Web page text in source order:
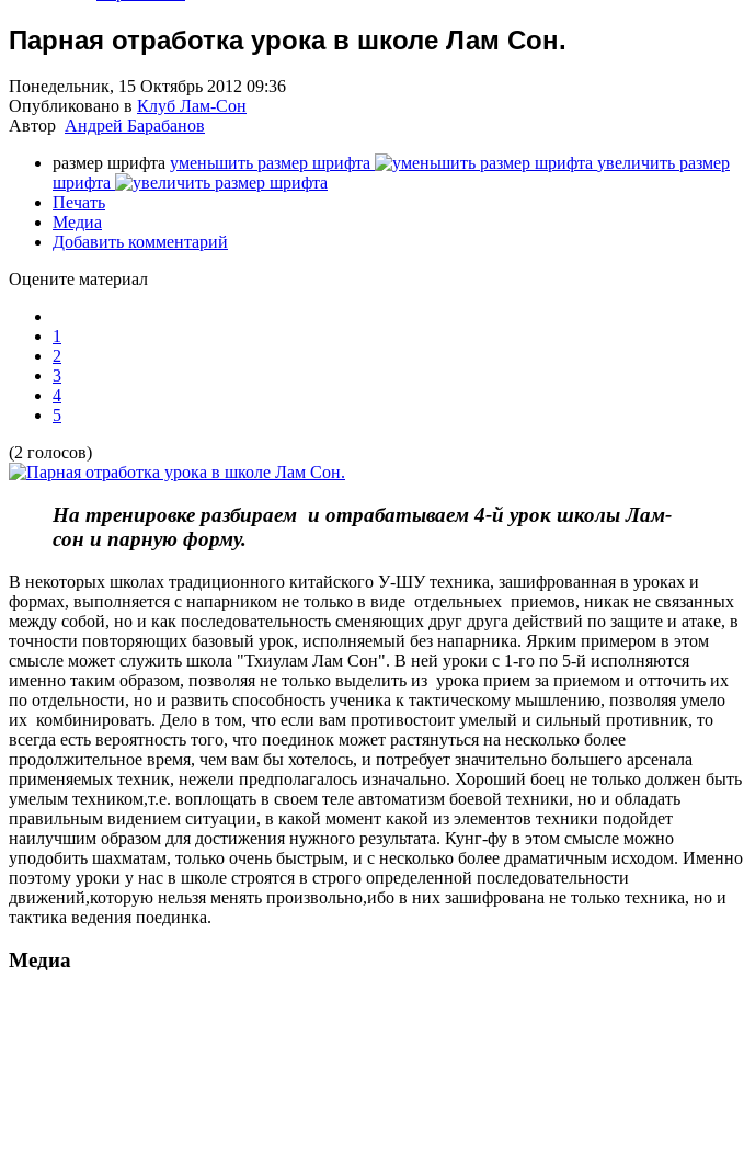
Парная отработка урока в школе Лам Сон.
Понедельник, 15 Октябрь 2012 09:36
Опубликовано в Клуб Лам-Сон
Автор Андрей Барабанов
размер шрифта уменьшить размер шрифта
увеличить размер
шрифта
Печать
Медиа
Добавить комментарий
Оцените материал
1
2
3
4
5
(2 голосов)
На тренировке разбираем и отрабатываем 4-й урок школы Лам-
сон и парную форму.
В некоторых школах традиционного китайского У-ШУ техника, зашифрованная в уроках и
формах, выполняется с напарником не только в виде отдельныех приемов, никак не связанных
между собой, но и как последовательность сменяющих друг друга действий по защите и атаке, в
точности повторяющих базовый урок, исполняемый без напарника. Ярким примером в этом
смысле может служить школа "Тхиулам Лам Сон". В ней уроки с 1-го по 5-й исполняются
именно таким образом, позволяя не только выделить из урока прием за приемом и отточить их
по отдельности, но и развить способность ученика к тактическому мышлению, позволяя умело
их комбинировать. Дело в том, что если вам противостоит умелый и сильный противник, то
всегда есть вероятность того, что поединок может растянуться на несколько более
продолжительное время, чем вам бы хотелось, и потребует значительно большего арсенала
применяемых техник, нежели предполагалось изначально. Хороший боец не только должен быть
умелым техником,т.е. воплощать в своем теле автоматизм боевой техники, но и обладать
правильным видением ситуации, в какой момент какой из элементов техники подойдет
наилучшим образом для достижения нужного результата. Кунг-фу в этом смысле можно
уподобить шахматам, только очень быстрым, и с несколько более драматичным исходом. Именно
поэтому уроки у нас в школе строятся в строго определенной последовательности
движений,которую нельзя менять произвольно,ибо в них зашифрована не только техника, но и
тактика ведения поединка.
Медиа